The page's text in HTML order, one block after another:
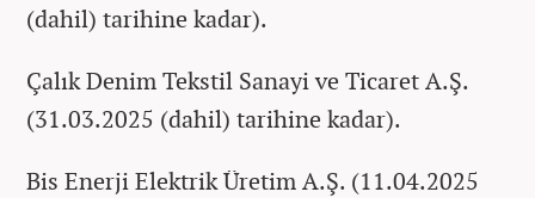
(dahil) tarihine kadar).
Çalık Denim Tekstil Sanayi ve Ticaret A.Ş.
(31.03.2025 (dahil) tarihine kadar).
Bis Enerji Elektrik Üretim A.Ş. (11.04.2025